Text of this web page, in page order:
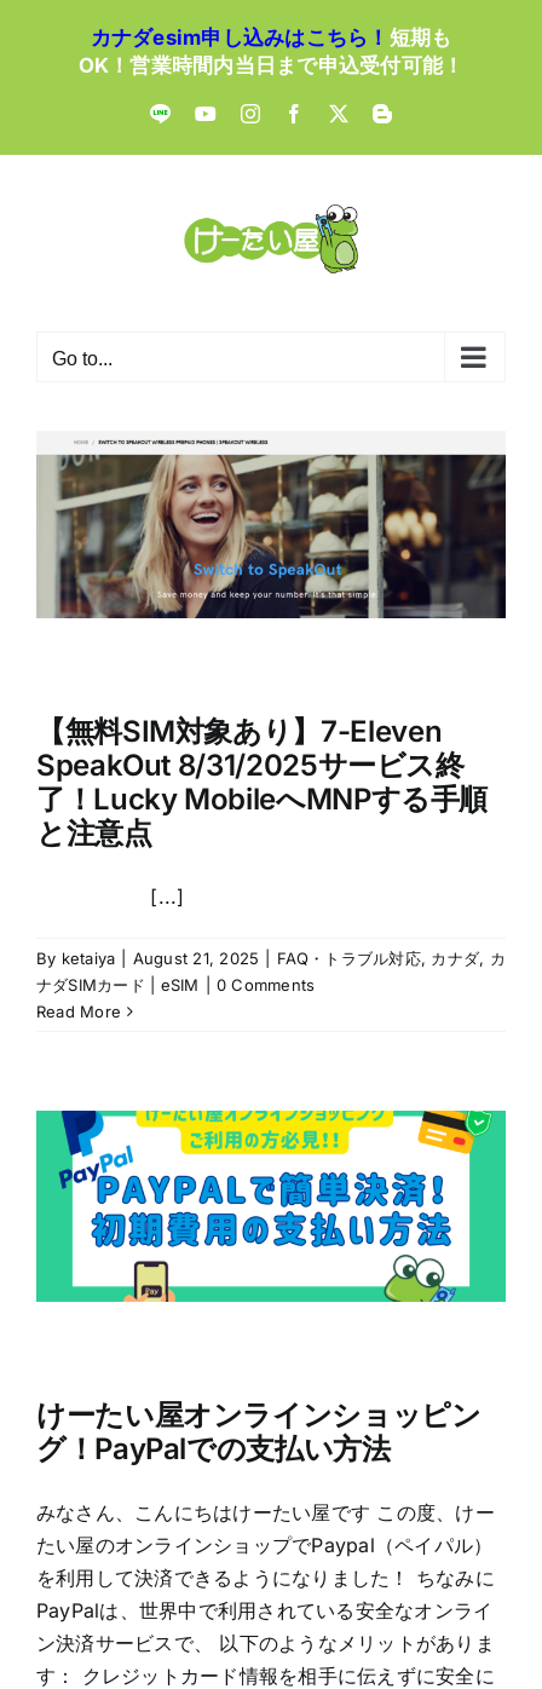
カナダesim申し込みはこちら！ 短期も
OK！営業時間内当日まで申込受付可能！
LINE YouTubeInstagramFacebook
X Blogger
Go to...
【無料SIM対象あり】7-Eleven
SpeakOut 8/31/2025サービス終
了！Lucky MobileへMNPする手順
と注意点
[...]
By ketaiya August 21, 2025 FAQ・トラブル対応, カナダ, カ
ナダSIMカード | eSIM
0 Comments
Read More
けーたい屋オンラインショッピン
グ！PayPalでの支払い方法
みなさん、こんにちはけーたい屋です この度、けー
たい屋のオンラインショップでPaypal（ペイパル）
を利用して決済できるようになりました！ ちなみに
PayPalは、世界中で利用されている安全なオンライ
ン決済サービスで、 以下のようなメリットがありま
す： クレジットカード情報を相手に伝えずに安全に